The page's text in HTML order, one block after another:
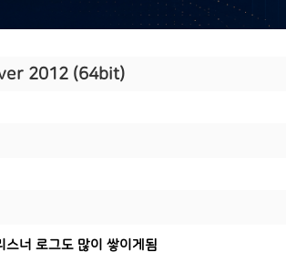
2012 (64bit)
너 로그도 많이 쌓이게됨